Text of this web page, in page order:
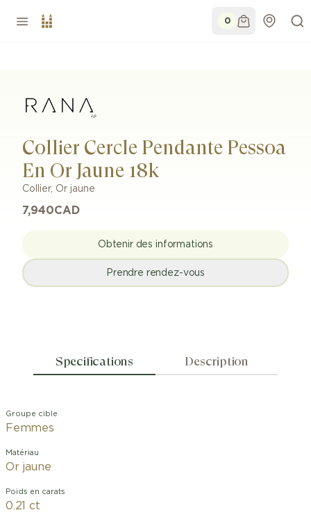
0
Collier Cercle Pendante Pessoa
En Or Jaune 18k
Collier, Or jaune
7,940CAD
Obtenir des informations
Prendre rendez-vous
Specifications Description
Groupe cible
Femmes
Matériau
Or jaune
Poids en carats
0.21 ct